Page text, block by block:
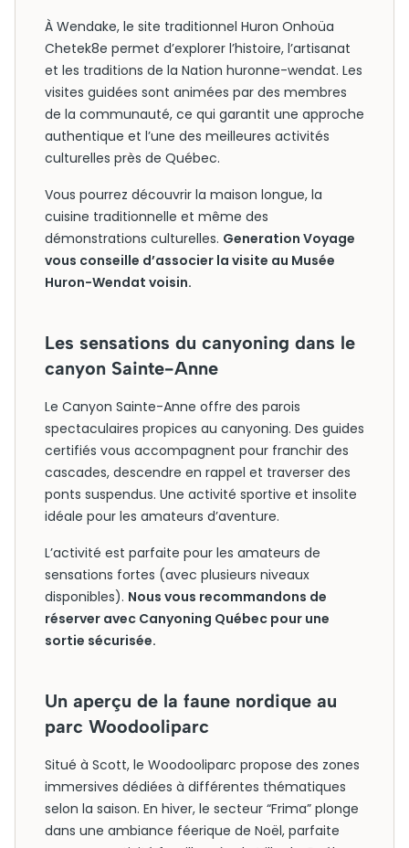
À Wendake, le site traditionnel Huron Onhoüa
Chetek8e permet d’explorer l’histoire, l’artisanat
et les traditions de la Nation huronne-wendat. Les
visites guidées sont animées par des membres
de la communauté, ce qui garantit une approche
authentique et l’une des meilleures activités
culturelles près de Québec.
Vous pourrez découvrir la maison longue, la
cuisine traditionnelle et même des
démonstrations culturelles. Generation Voyage
vous conseille d’associer la visite au Musée
Huron-Wendat voisin.
Les sensations du canyoning dans le
canyon Sainte-Anne
Le Canyon Sainte-Anne offre des parois
spectaculaires propices au canyoning. Des guides
certifiés vous accompagnent pour franchir des
cascades, descendre en rappel et traverser des
ponts suspendus. Une activité sportive et insolite
idéale pour les amateurs d’aventure.
L’activité est parfaite pour les amateurs de
sensations fortes (avec plusieurs niveaux
disponibles). Nous vous recommandons de
réserver avec Canyoning Québec pour une
sortie sécurisée.
Un aperçu de la faune nordique au
parc Woodooliparc
Situé à Scott, le Woodooliparc propose des zones
immersives dédiées à différentes thématiques
selon la saison. En hiver, le secteur “Frima” plonge
dans une ambiance féerique de Noël, parfaite